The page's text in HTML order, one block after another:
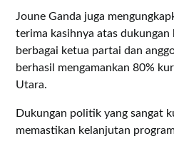
Joune Ganda juga
terima kasihnya atas dukungan
berbagai ketua partai dan
berhasil mengamankan 80%
Utara.
Dukungan politik yang sangat
memastikan kelanjutan